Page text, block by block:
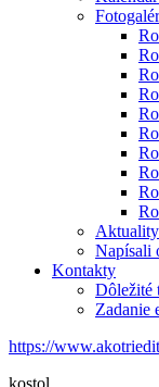
Napísali
Kontakty
Dôležité
Zadanie
https://
kostol